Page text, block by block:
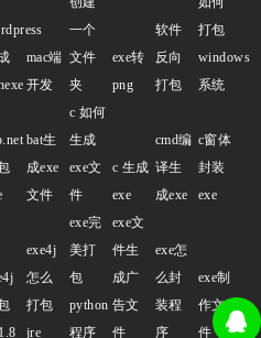
mac端
开发
一个
文件
夹
exe转
png
软件
反向
打包
打包
windows
系统
bat生
成exe
文件
c 如何
生成
exe文
件
c 生成
exe
cmd编
译生
成exe
c窗体
封装
exe
exe4j
怎么
打包
jre
exe完
美打
包
python
程序
exe文
件生
成广
告文
件
exe怎
么封
装程
序
exe制
作文
件